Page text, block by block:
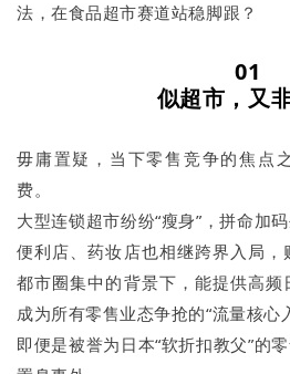
法，在食品超市赛道站稳脚跟？
01
似超市，又
毋庸置疑，当下零售竞争的焦点
费。
大型连锁超市纷纷“瘦身”，拼命加
便利店、药妆店也相继跨界入局，
都市圈集中的背景下，能提供高频
成为所有零售业态争抢的“流量核心
即便是被誉为日本“软折扣教父”的